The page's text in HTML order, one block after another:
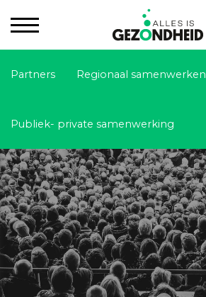
Partners Regionaal samenwerken
Publiek- private samenwerking